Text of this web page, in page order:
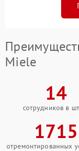
Miele
14
сотрудников в
1715
отремонтированных